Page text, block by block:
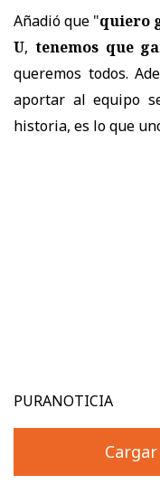
Añadió que "quiero
U, tenemos que
queremos todos.
aportar al equipo
historia, es lo que
PURANOTICIA